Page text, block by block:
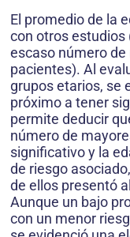
El promedio de la
con otros estudios
escaso número
pacientes). Al
grupos etarios, se
próximo a tener
permite deducir
número de
significativo y la
de riesgo
de ellos presentó
Aunque un bajo
con un menor